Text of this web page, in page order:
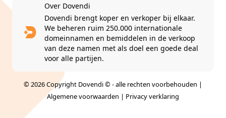
Over Dovendi
Dovendi brengt koper en verkoper bij elkaar.
We beheren ruim 250.000 internationale
domeinnamen en bemiddelen in de verkoop
van deze namen met als doel een goede deal
voor alle partijen.
© 2026 Copyright Dovendi © - alle rechten voorbehouden |
Algemene voorwaarden | Privacy verklaring